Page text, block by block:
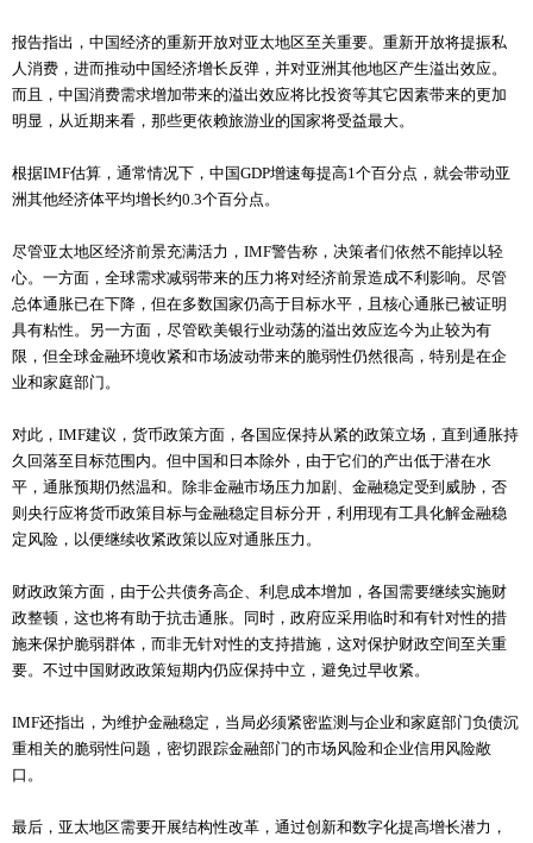
报告指出，中国经济的重新开放对亚太地区至关重要。重新开放将提振私
人消费，进而推动中国经济增长反弹，并对亚洲其他地区产生溢出效应。
而且，中国消费需求增加带来的溢出效应将比投资等其它因素带来的更加
明显，从近期来看，那些更依赖旅游业的国家将受益最大。
根据IMF估算，通常情况下，中国GDP增速每提高1个百分点，就会带动亚
洲其他经济体平均增长约0.3个百分点。
尽管亚太地区经济前景充满活力，IMF警告称，决策者们依然不能掉以轻
心。一方面，全球需求减弱带来的压力将对经济前景造成不利影响。尽管
总体通胀已在下降，但在多数国家仍高于目标水平，且核心通胀已被证明
具有粘性。另一方面，尽管欧美银行业动荡的溢出效应迄今为止较为有
限，但全球金融环境收紧和市场波动带来的脆弱性仍然很高，特别是在企
业和家庭部门。
对此，IMF建议，货币政策方面，各国应保持从紧的政策立场，直到通胀持
久回落至目标范围内。但中国和日本除外，由于它们的产出低于潜在水
平，通胀预期仍然温和。除非金融市场压力加剧、金融稳定受到威胁，否
则央行应将货币政策目标与金融稳定目标分开，利用现有工具化解金融稳
定风险，以便继续收紧政策以应对通胀压力。
财政政策方面，由于公共债务高企、利息成本增加，各国需要继续实施财
政整顿，这也将有助于抗击通胀。同时，政府应采用临时和有针对性的措
施来保护脆弱群体，而非无针对性的支持措施，这对保护财政空间至关重
要。不过中国财政政策短期内仍应保持中立，避免过早收紧。
IMF还指出，为维护金融稳定，当局必须紧密监测与企业和家庭部门负债沉
重相关的脆弱性问题，密切跟踪金融部门的市场风险和企业信用风险敞
口。
最后，亚太地区需要开展结构性改革，通过创新和数字化提高增长潜力，